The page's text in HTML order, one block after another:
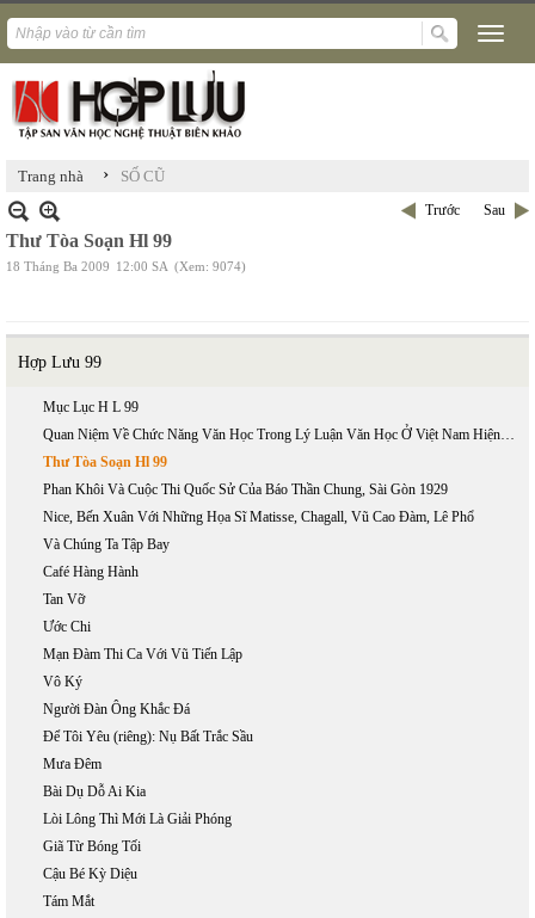
Trang nhà › SỐ CŨ
Trước Sau
Thư Tòa Soạn Hl 99
18 Tháng Ba 2009 12:00 SA (Xem: 9074)
Hợp Lưu 99
Mục Lục H L 99
Quan Niệm Về Chức Năng Văn Học Trong Lý Luận Văn Học Ở Việt Nam Hiện Nay
Thư Tòa Soạn Hl 99
Phan Khôi Và Cuộc Thi Quốc Sử Của Báo Thần Chung, Sài Gòn 1929
Nice, Bến Xuân Với Những Họa Sĩ Matisse, Chagall, Vũ Cao Đàm, Lê Phổ
Và Chúng Ta Tập Bay
Café Hàng Hành
Tan Vỡ
Ước Chi
Mạn Đàm Thi Ca Với Vũ Tiến Lập
Vô Ký
Người Đàn Ông Khắc Đá
Để Tôi Yêu (riêng): Nụ Bất Trắc Sầu
Mưa Đêm
Bài Dụ Dỗ Ai Kia
Lòi Lông Thì Mới Là Giải Phóng
Giã Từ Bóng Tối
Cậu Bé Kỳ Diệu
Tám Mắt